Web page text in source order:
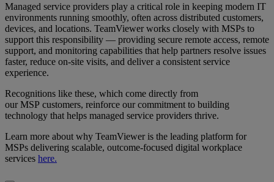
Managed service providers play a critical role in keeping modern IT
environments running smoothly, often across distributed customers,
devices, and locations. TeamViewer works closely with MSPs to
support this responsibility — providing secure remote access, remote
support, and monitoring capabilities that help partners resolve issues
faster, reduce on-site visits, and deliver a consistent service
experience.
Recognitions like these, which come directly from
our MSP customers, reinforce our commitment to building
technology that helps managed service providers thrive.
Learn more about why TeamViewer is the leading platform for
MSPs delivering scalable, outcome-focused digital workplace
services here.